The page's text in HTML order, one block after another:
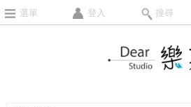
選單 登入 搜尋